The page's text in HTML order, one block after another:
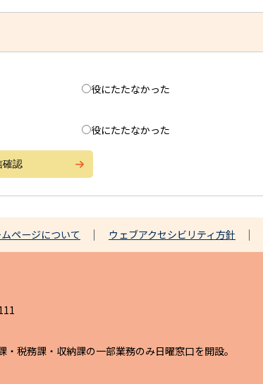
役にたたなかった
役にたたなかった
ページについて ウェブアクセシビリティ方針
税務課・収納課の一部業務のみ日曜窓口を開設。